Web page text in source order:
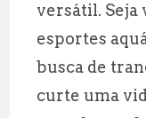
versátil. Seja
esportes
busca de
curte uma